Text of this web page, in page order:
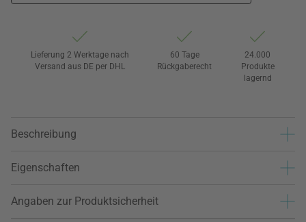
Lieferung 2 Werktage nach
Versand aus DE per DHL
60 Tage
Rückgaberecht
24.000
Produkte
lagernd
Beschreibung
Eigenschaften
Angaben zur Produktsicherheit